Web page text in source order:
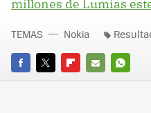
millones de Lumias
FACEBOOK
TWITTERFLIPBOARD
E-
TEMAS Nokia